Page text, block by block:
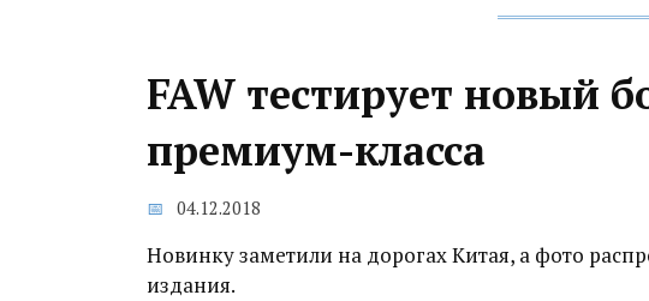
FAW тестирует новый
премиум-класса
04.12.2018
Новинку заметили на дорогах Китая, а фото
издания.